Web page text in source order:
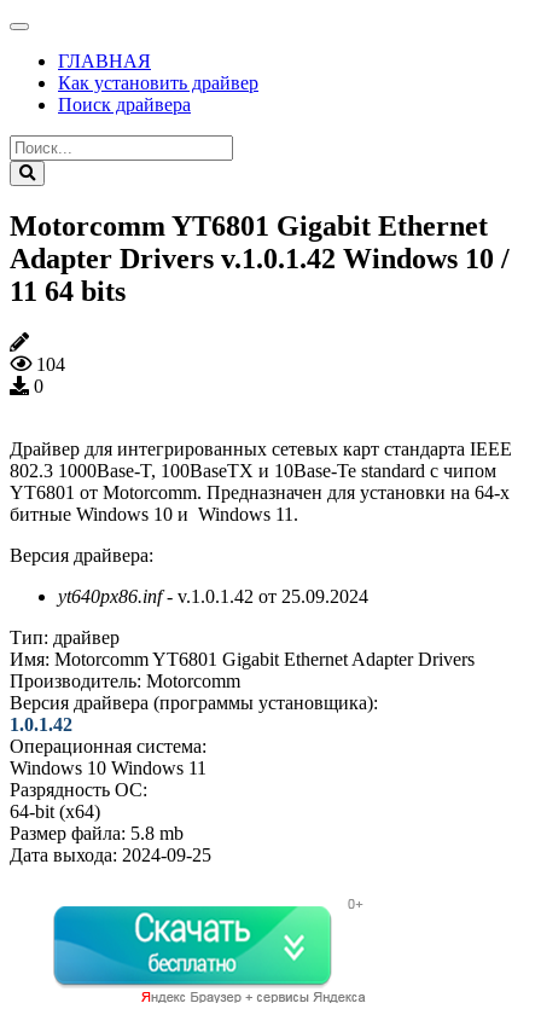
ГЛАВНАЯ
Как установить драйвер
Поиск драйвера
Motorcomm YT6801 Gigabit Ethernet
Adapter Drivers v.1.0.1.42 Windows 10 /
11 64 bits
104
0
Драйвер для интегрированных сетевых карт стандарта IEEE
802.3 1000Base-T, 100BaseTX и 10Base-Te standard с чипом
YT6801 от Motorcomm. Предназначен для установки на 64-х
битные Windows 10 и Windows 11.
Версия драйвера:
yt640px86.inf- v.1.0.1.42 от 25.09.2024
Тип: драйвер
Имя: Motorcomm YT6801 Gigabit Ethernet Adapter Drivers
Производитель: Motorcomm
Версия драйвера (программы установщика):
1.0.1.42
Операционная система:
Windows 10 Windows 11
Разрядность ОС:
64-bit (x64)
Размер файла: 5.8 mb
Дата выхода: 2024-09-25